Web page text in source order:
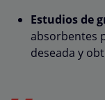
Estudios de
absorbentes
deseada y